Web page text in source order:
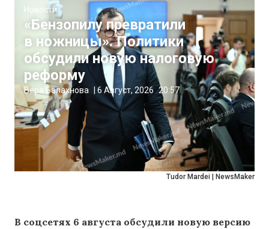
Tudor Mardei | NewsMaker
Новости
«Бензопилу превратили
в ножницы». Политики
обсудили новую налоговую
реформу
Вера Балахнова 6 Август, 2026 20:57
В соцсетях 6 августа обсудили новую версию